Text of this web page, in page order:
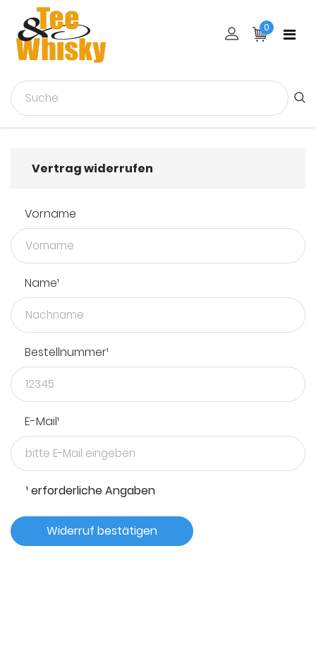
0
Vertrag widerrufen
Vorname
Name¹
Bestellnummer¹
E-Mail¹
¹ erforderliche Angaben
Widerruf bestätigen